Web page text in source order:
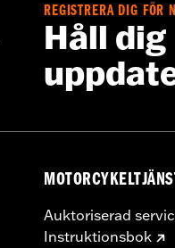
REGISTRERA DIG FÖR
Håll dig
Auktoriserad
Instruktionsbok